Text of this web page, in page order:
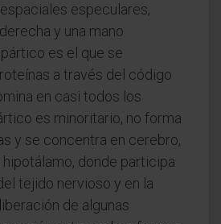
especulares,
y una mano
es el que se
a través del código
en casi todos los
es minoritario, no forma
y se concentra en cerebro,
hipotálamo, donde participa
tejido nervioso y en la
de algunas